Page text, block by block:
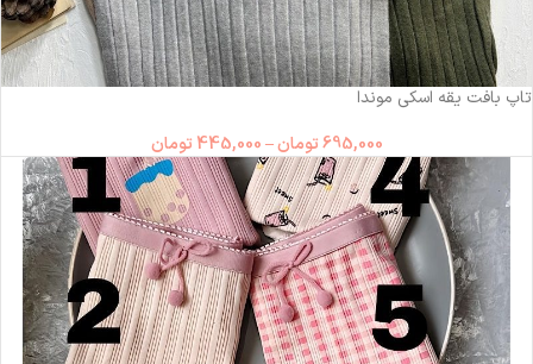
-36%
تاپ بافت یقه اسکی موندا
695,000تومان–
445,000 تومان